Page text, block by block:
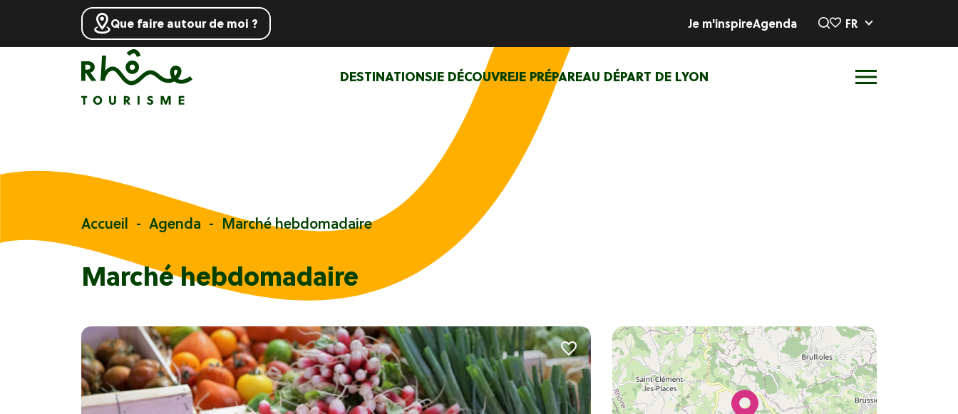
DESTINATIONSJE DÉCOUVREJE PRÉPAREAU DÉPART DE LYON
Que faire autour de moi ? Je m'inspireAgenda FR
Accueil Agenda Marché hebdomadaire
Marché hebdomadaire